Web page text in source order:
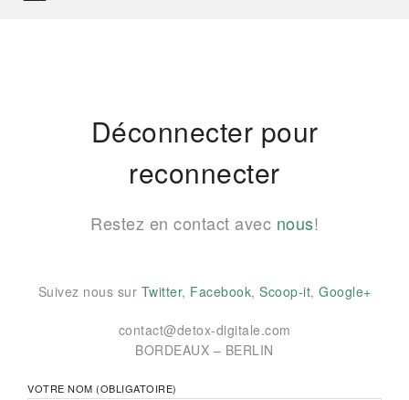
Déconnecter pour
reconnecter
Restez en contact avec nous!
Suivez nous sur Twitter, Facebook, Scoop-it, Google+
contact@detox-digitale.com
BORDEAUX – BERLIN
VOTRE NOM (OBLIGATOIRE)